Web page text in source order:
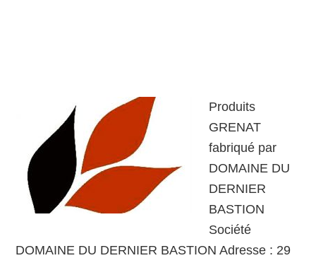
Produits
GRENAT
fabriqué par
DOMAINE DU
DERNIER
BASTION
Société
DOMAINE DU DERNIER BASTION Adresse : 29